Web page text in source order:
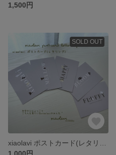
1,500円
SOLD OUT
1,000円